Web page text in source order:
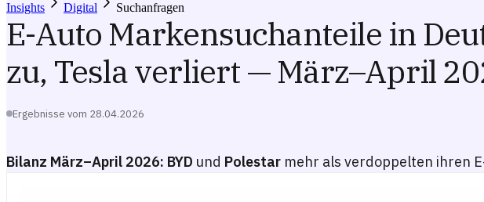
Insights
Digital Suchanfragen
E-Auto Markensuchanteile in
zu, Tesla verliert — März–April
Ergebnisse vom 28.04.2026
Bilanz März–April 2026: BYD und Polestar mehr als verdoppelten ihren